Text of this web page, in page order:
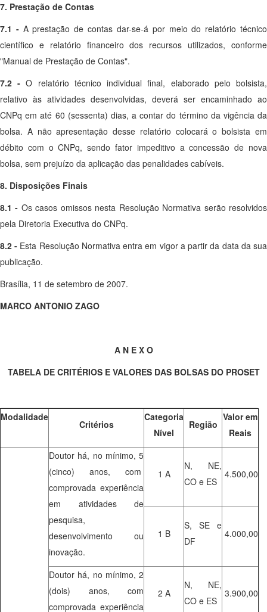
7. Prestação de Contas
7.1 -A prestação de contas dar-se-á por meio do relatório técnico
científico e relatório financeiro dos recursos utilizados, conforme
"Manual de Prestação de Contas".
7.2 -O relatório técnico individual final, elaborado pelo bolsista,
relativo às atividades desenvolvidas, deverá ser encaminhado ao
CNPq em até 60 (sessenta) dias, a contar do término da vigência da
bolsa. A não apresentação desse relatório colocará o bolsista em
débito com o CNPq, sendo fator impeditivo a concessão de nova
bolsa, sem prejuízo da aplicação das penalidades cabíveis.
8. Disposições Finais
8.1 - Os casos omissos nesta Resolução Normativa serão resolvidos
pela Diretoria Executiva do CNPq.
8.2 - Esta Resolução Normativa entra em vigor a partir da data da sua
publicação.
Brasília, 11 de setembro de 2007.
MARCO ANTONIO ZAGO
A N E X O
TABELA DE CRITÉRIOS E VALORES DAS BOLSAS DO PROSET
Modalidade
Critérios
Categoria
Nível
Região
Valor em
Reais
Doutor há, no mínimo, 5
(cinco) anos, com
comprovada experiência
em atividades de
pesquisa,
desenvolvimento ou
inovação.
1 A
N, NE,
CO e ES
4.500,00
1 B
S, SE e
DF
4.000,00
Doutor há, no mínimo, 2
(dois) anos, com
comprovada experiência
2 A
N, NE,
CO e ES
3.900,00